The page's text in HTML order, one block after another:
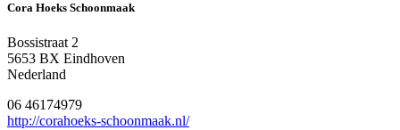
Cora Hoeks Schoonmaak
Bossistraat 2
5653 BX Eindhoven
Nederland
06 46174979
http://corahoeks-schoonmaak.nl/